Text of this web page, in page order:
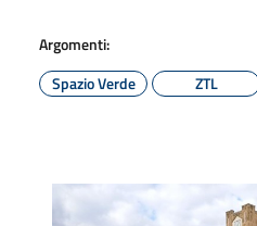
Argomenti:
Spazio Verde
ZTL